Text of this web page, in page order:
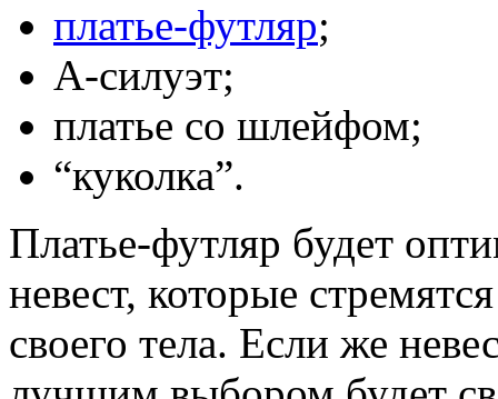
платье-футляр;
А-силуэт;
платье со шлейфом;
“куколка”.
Платье-футляр будет
невест, которые
своего тела. Если же